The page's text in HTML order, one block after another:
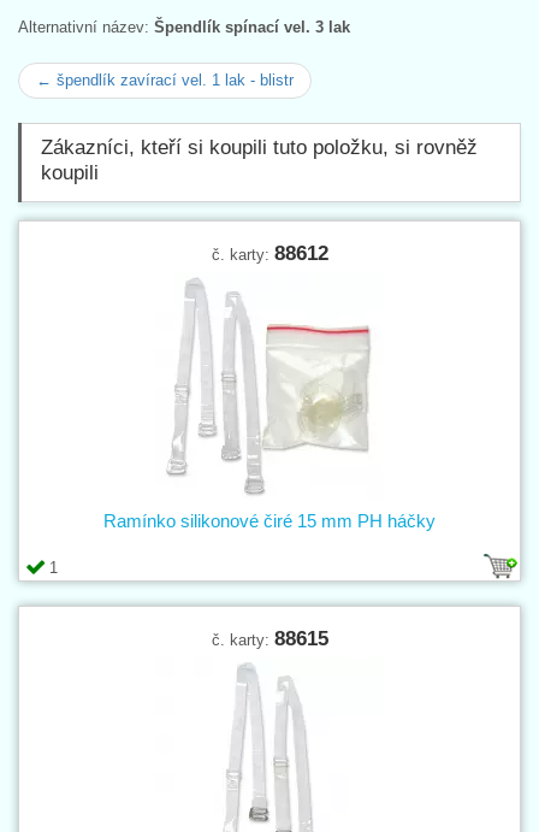
Alternativní název: Špendlík spínací vel. 3 lak
← špendlík zavírací vel. 1 lak - blistr
Zákazníci, kteří si koupili tuto položku, si rovněž
koupili
č. karty: 88612
1
Ramínko silikonové čiré 15 mm PH háčky
č. karty: 88615